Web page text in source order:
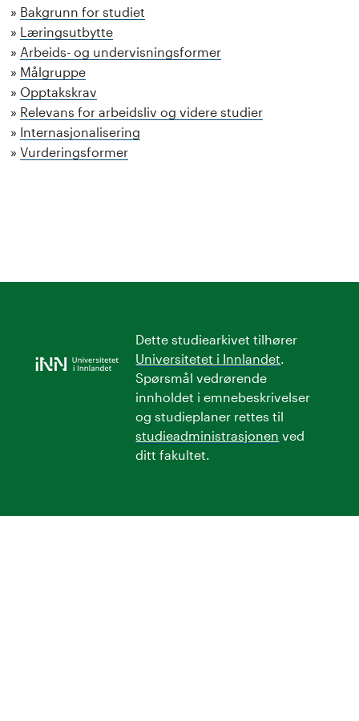
Bakgrunn for studiet
Læringsutbytte
Arbeids- og undervisningsformer
Målgruppe
Opptakskrav
Relevans for arbeidsliv og videre studier
Internasjonalisering
Vurderingsformer
Dette studiearkivet tilhører
Universitetet i Innlandet.
Spørsmål vedrørende
innholdet i emnebeskrivelser
og studieplaner rettes til
studieadministrasjonen ved
ditt fakultet.